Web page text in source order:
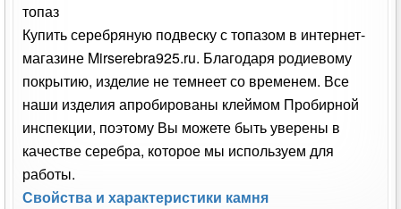
топаз
Купить серебряную подвеску с топазом в интернет-
магазине Mirserebra925.ru. Благодаря родиевому
покрытию, изделие не темнеет со временем. Все
наши изделия апробированы клеймом Пробирной
инспекции, поэтому Вы можете быть уверены в
качестве серебра, которое мы используем для
работы.
Свойства и характеристики камня